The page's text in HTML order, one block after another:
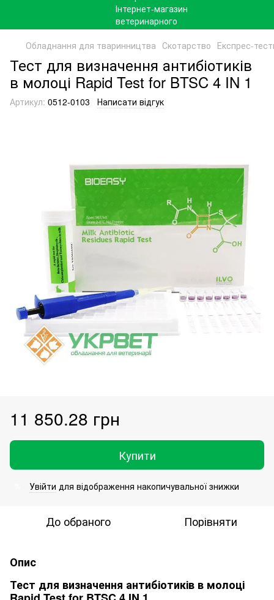
Обладнання для тваринництва Скотарство Експрес-
Тест для визначення антибіотиків
в молоці Rapid Test for BTSC 4 IN 1
Артикул: 0512-0103 Написати відгук
11 850.28 грн
Купити
Увійти для відображення накопичувальної знижки
До обраного Порівняти
Опис
Тест для визначення антибіотиків в молоці